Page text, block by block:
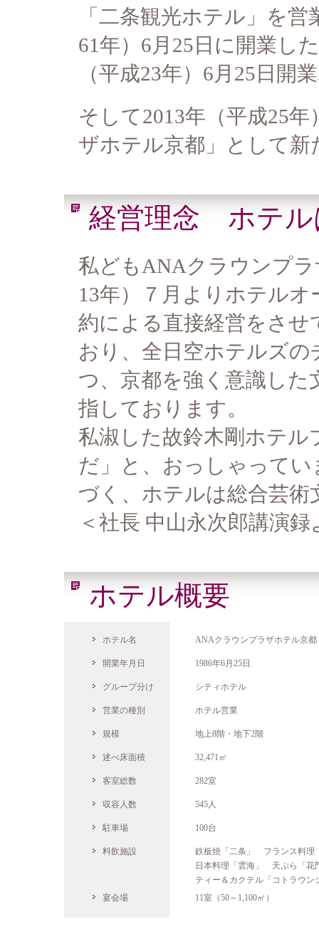
「二条観光ホテル」を
61年）6月25日に開業し
（平成23年）6月25日開
そして2013年（平成25
ザホテル京都」として
経営理念 ホテル
私どもANAクラウンプ
13年）７月よりホテル
約による直接経営をさ
おり、全日空ホテルズ
つ、京都を強く意識し
指しております。
私淑した故鈴木剛ホテ
だ」と、おっしゃって
づく、ホテルは総合芸
＜社長 中山永次郎講演
ホテル概要
ホテル名 ANAクラウンプラザホテル京都
開業年月日 1986年6月25日
グループ分け シティホテル
営業の種別 ホテル営業
規模 地上8階・地下2階
述べ床面積 32,471㎡
客室総数 282室
収容人数 545人
駐車場 100台
料飲施設
鉄板焼「二条」 フランス料
日本料理「雲海」 天ぷら「
ティー＆カクテル「コトラウ
宴会場
11室（50～1,100㎡）